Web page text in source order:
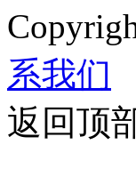
系我们
返回顶